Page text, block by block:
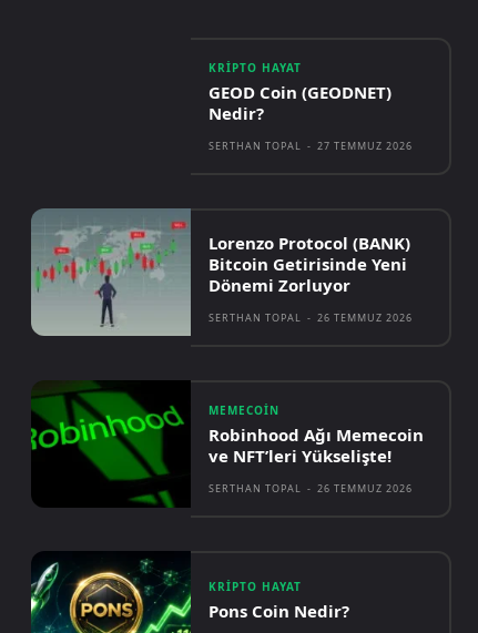
KRIPTO HAYAT
GEOD Coin (GEODNET)
Nedir?
SERTHAN TOPAL - 27 TEMMUZ 2026
Lorenzo Protocol (BANK)
Bitcoin Getirisinde Yeni
Dönemi Zorluyor
SERTHAN TOPAL - 26 TEMMUZ 2026
MEMECOIN
Robinhood Ağı Memecoin
ve NFT’leri Yükselişte!
SERTHAN TOPAL - 26 TEMMUZ 2026
KRIPTO HAYAT
Pons Coin Nedir?